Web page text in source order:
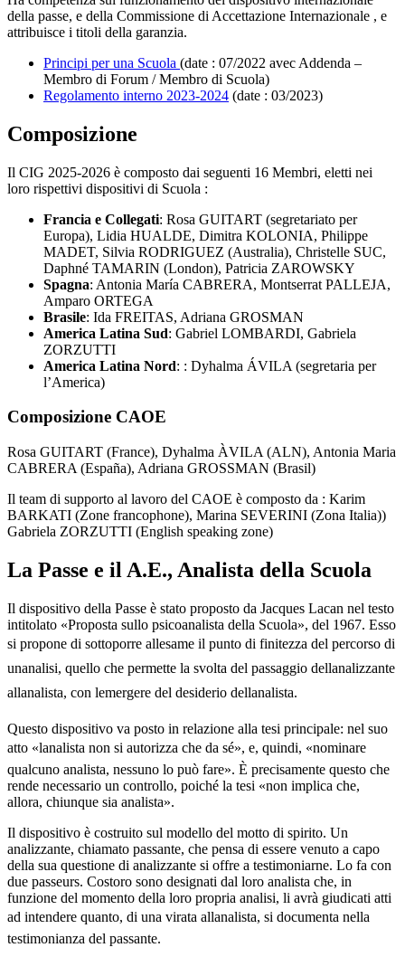
della passe, e della Commissione di Accettazione Internazionale , e
attribuisce i titoli della garanzia.
Principi per una Scuola (date : 07/2022 avec Addenda –
Membro di Forum / Membro di Scuola)
Regolamento interno 2023-2024 (date : 03/2023)
Composizione
Il CIG 2025-2026 è composto dai seguenti 16 Membri, eletti nei
loro rispettivi dispositivi di Scuola :
Francia e Collegati: Rosa GUITART (segretariato per
Europa), Lidia HUALDE, Dimitra KOLONIA, Philippe
MADET, Silvia RODRIGUEZ (Australia), Christelle SUC,
Daphné TAMARIN (London), Patricia ZAROWSKY
Spagna: Antonia María CABRERA, Montserrat PALLEJA,
Amparo ORTEGA
Brasile: Ida FREITAS, Adriana GROSMAN
America Latina Sud: Gabriel LOMBARDI, Gabriela
ZORZUTTI
America Latina Nord: : Dyhalma ÁVILA (segretaria per
l’America)
Composizione CAOE
Rosa GUITART (France), Dyhalma ÀVILA (ALN), Antonia Maria
CABRERA (España), Adriana GROSSMAN (Brasil)
Il team di supporto al lavoro del CAOE è composto da : Karim
BARKATI (Zone francophone), Marina SEVERINI (Zona Italia))
Gabriela ZORZUTTI (English speaking zone)
La Passe e il A.E., Analista della Scuola
Il dispositivo della Passe è stato proposto da Jacques Lacan nel testo
intitolato
Proposta sullo psicoanalista della Scuola , del 1967. Esso
si propone di sottoporre allesame il punto di finitezza del percorso di
unanalisi, quello che permette la svolta del passaggio dellanalizzante
allanalista, con lemergere del desiderio dellanalista.
Questo dispositivo va posto in relazione alla tesi principale: nel suo
atto
lanalista non si autorizza che da sé , e, quindi,
nominare
qualcuno analista, nessuno lo può fare . È precisamente questo che
rende necessario un controllo, poiché la tesi
non implica che,
allora, chiunque sia analista .
Il dispositivo è costruito sul modello del motto di spirito. Un
analizzante, chiamato passante, che pensa di essere venuto a capo
della sua questione di analizzante si offre a testimoniarne. Lo fa con
due passeurs. Costoro sono designati dal loro analista che, in
funzione del momento della loro propria analisi, li avrà giudicati atti
ad intendere quanto, di una virata allanalista, si documenta nella
testimonianza del passante.